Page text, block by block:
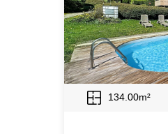
134.00m²